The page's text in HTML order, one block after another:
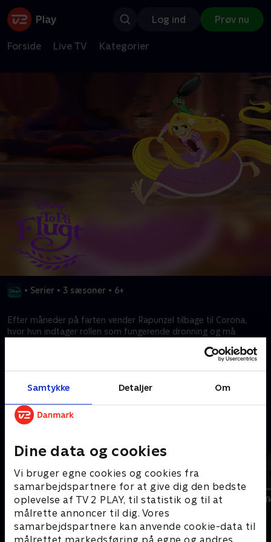
Samtykke Detaljer Om
Dine data og cookies
Vi bruger egne cookies og cookies fra
samarbejdspartnere for at give dig den bedste
oplevelse af TV 2 PLAY, til statistik og til at
målrette annoncer til dig. Vores
samarbejdspartnere kan anvende cookie-data til
Log ind Prøv nu
Forside Live TV Kategorier
• Serier • 3 sæsoner • 6+
Efter måneder på farten vender Rapunzel tilbage til Corona,
hvor hun indtager rollen som fungerende dronning og må
Kræver tilkøb